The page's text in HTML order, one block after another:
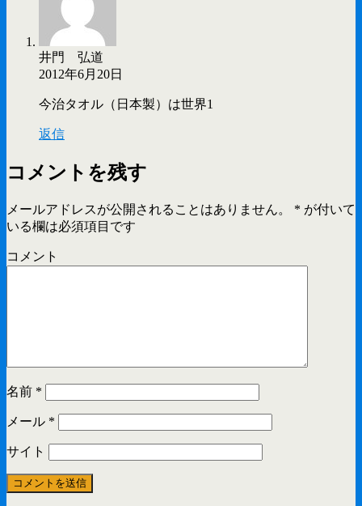
井門 弘道
2012年6月20日
今治タオル（日本製）は世界1
返信
コメントを残す
メールアドレスが公開されることはありません。 * が付いて
いる欄は必須項目です
コメント
名前 *
メール *
サイト